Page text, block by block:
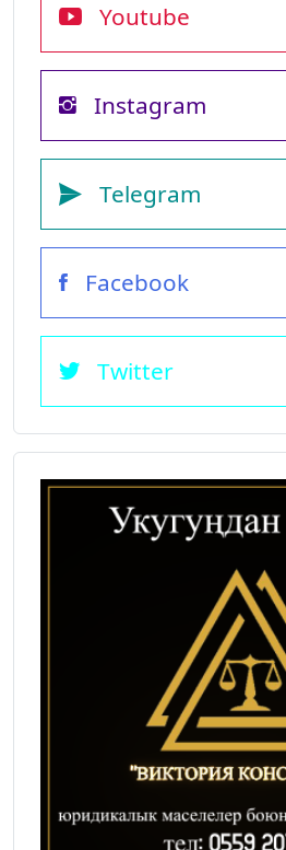
Youtube
Instagram
Telegram
Facebook
Twitter